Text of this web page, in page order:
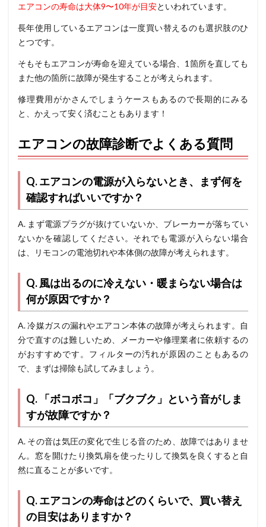
エアコンの寿命は大体9〜10年が目安といわれています。
長年使用しているエアコンは一度買い替えるのも選択肢のひ
とつです。
そもそもエアコンが寿命を迎えている場合、1箇所を直しても
また他の箇所に故障が発生することが考えられます。
修理費用がかさんでしまうケースもあるので長期的にみる
と、かえって安く済むこともあります！
エアコンの故障診断でよくある質問
Q. エアコンの電源が入らないとき、まず何を
確認すればいいですか？
A. まず電源プラグが抜けていないか、ブレーカーが落ちてい
ないかを確認してください。それでも電源が入らない場合
は、リモコンの電池切れや本体側の故障が考えられます。
Q. 風は出るのに冷えない・暖まらない場合は
何が原因ですか？
A. 冷媒ガスの漏れやエアコン本体の故障が考えられます。自
分で直すのは難しいため、メーカーや修理業者に依頼するの
がおすすめです。フィルターの汚れが原因のこともあるの
で、まずは掃除も試してみましょう。
Q. 「ボコボコ」「ブクブク」という音がしま
すが故障ですか？
A. その音は気圧の変化で生じる音のため、故障ではありませ
ん。窓を開けたり換気扇を使ったりして換気を良くすると自
然に直ることが多いです。
Q. エアコンの寿命はどのくらいで、買い替え
の目安はありますか？